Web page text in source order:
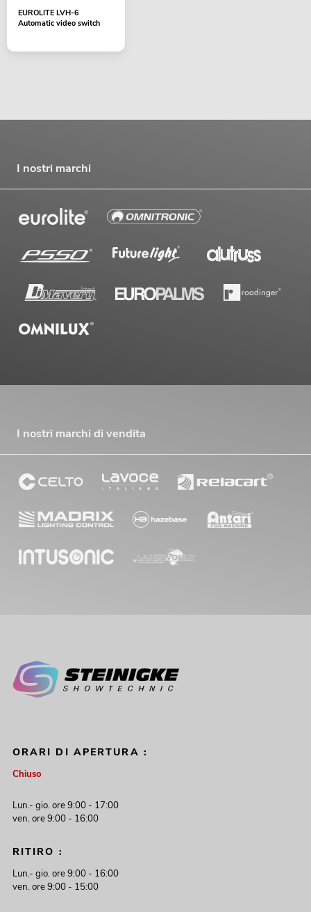
EUROLITE LVH-6
Automatic video switch
I nostri marchi
I nostri marchi di vendita
ORARI DI APERTURA :
Chiuso
Lun.- gio. ore 9:00 - 17:00
ven. ore 9:00 - 16:00
RITIRO :
Lun.- gio. ore 9:00 - 16:00
ven. ore 9:00 - 15:00